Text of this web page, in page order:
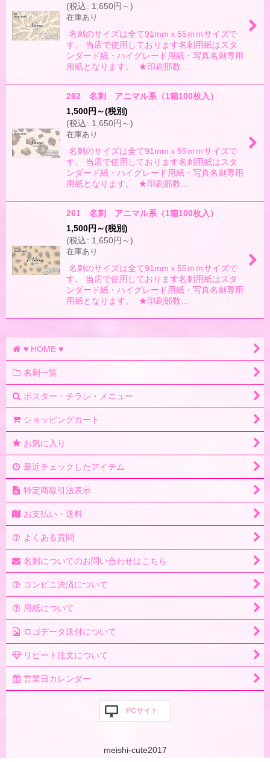
(税込: 1,650円 ～)
在庫あり
名刺のサイズは全て91mmｘ55ｍｍサイズで
す。 当店で使用しております名刺用紙はスタ
ンダード紙・ハイグレード用紙・写真名刺専用
用紙となります。 ★印刷部数…
262 名刺 アニマル系（1箱100枚入）
1,500円 ～(税別)
(税込: 1,650円 ～)
在庫あり
名刺のサイズは全て91mmｘ55ｍｍサイズで
す。 当店で使用しております名刺用紙はスタ
ンダード紙・ハイグレード用紙・写真名刺専用
用紙となります。 ★印刷部数…
261 名刺 アニマル系（1箱100枚入）
1,500円 ～(税別)
(税込: 1,650円 ～)
在庫あり
名刺のサイズは全て91mmｘ55ｍｍサイズで
す。 当店で使用しております名刺用紙はスタ
ンダード紙・ハイグレード用紙・写真名刺専用
用紙となります。 ★印刷部数…
♥ HOME ♥
名刺一覧
ポスター・チラシ・メニュー
ショッピングカート
お気に入り
最近チェックしたアイテム
特定商取引法表示
お支払い・送料
よくある質問
名刺についてのお問い合わせはこちら
コンビニ決済について
用紙について
ロゴデータ送付について
リピート注文について
営業日カレンダー
PCサイト
meishi-cute2017